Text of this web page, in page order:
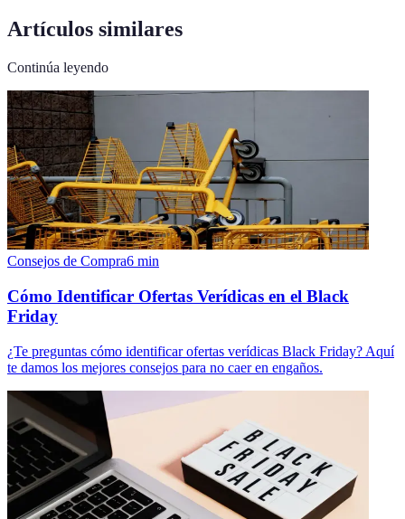
Artículos similares
Continúa leyendo
Consejos de Compra6 min
Cómo Identificar Ofertas Verídicas en el Black
Friday
¿Te preguntas cómo identificar ofertas verídicas Black Friday? Aquí
te damos los mejores consejos para no caer en engaños.